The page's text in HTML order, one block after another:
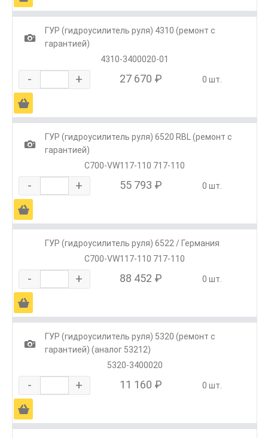
1
ГУР (гидроусилитель руля) 4310 (ремонт с
гарантией)
4310-3400020-01
- + 27 670 ₽ 0 шт.
Ä
1
ГУР (гидроусилитель руля) 6520 RBL (ремонт с
гарантией)
C700-VW117-110 717-110
- + 55 793 ₽ 0 шт.
Ä
ГУР (гидроусилитель руля) 6522 / Германия
С700-VW117-110 717-110
- + 88 452 ₽ 0 шт.
Ä
1
ГУР (гидроусилитель руля) 5320 (ремонт с
гарантией) (аналог 53212)
5320-3400020
- + 11 160 ₽ 0 шт.
Ä